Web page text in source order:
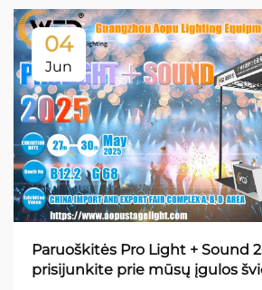
04
Jun
Paruoškitės Pro Light + Sound
prisijunkite prie mūsų įgulos